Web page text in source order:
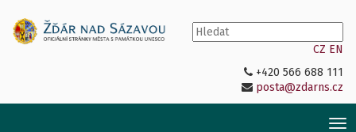
CZ EN
+420 566 688 111
posta@zdarns.cz